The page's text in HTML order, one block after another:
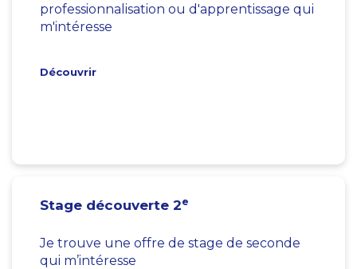
professionnalisation ou d'apprentissage qui
m'intéresse
Découvrir
Stage découverte 2e
Je trouve une offre de stage de seconde
qui m’intéresse